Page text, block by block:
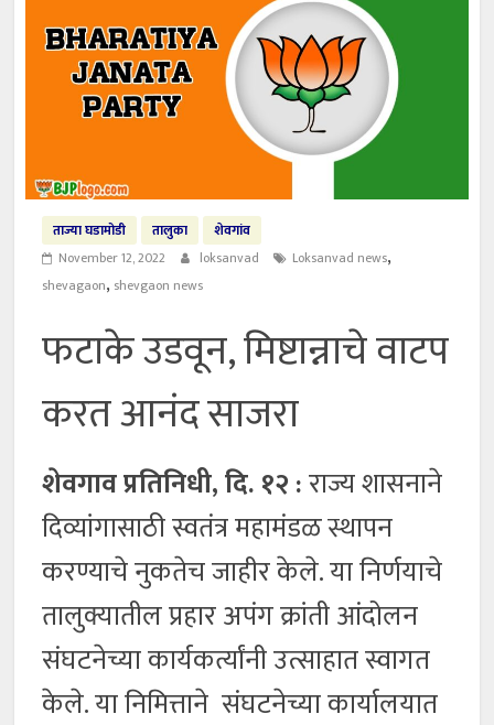
ताज्या घडामोडी तालुका
शेवगांव
November 12, 2022
loksanvad Loksanvad news,
shevagaon, shevgaon news
फटाके उडवून, मिष्टान्नाचे वाटप
करत आनंद साजरा
शेवगाव प्रतिनिधी, दि. १२ :राज्य शासनाने
दिव्यांगासाठी स्वतंत्र महामंडळ स्थापन
करण्याचे नुकतेच जाहीर केले. या निर्णयाचे
तालुक्यातील प्रहार अपंग क्रांती आंदोलन
संघटनेच्या कार्यकर्त्यांनी उत्साहात स्वागत
केले. या निमित्ताने संघटनेच्या कार्यालयात